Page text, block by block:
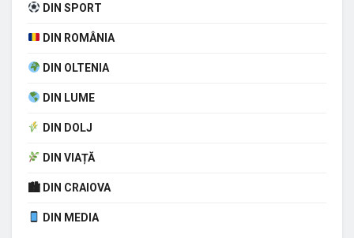
DIN SPORT
DIN ROMÂNIA
DIN OLTENIA
DIN LUME
DIN DOLJ
DIN VIAȚĂ
🏙 DIN CRAIOVA
DIN MEDIA